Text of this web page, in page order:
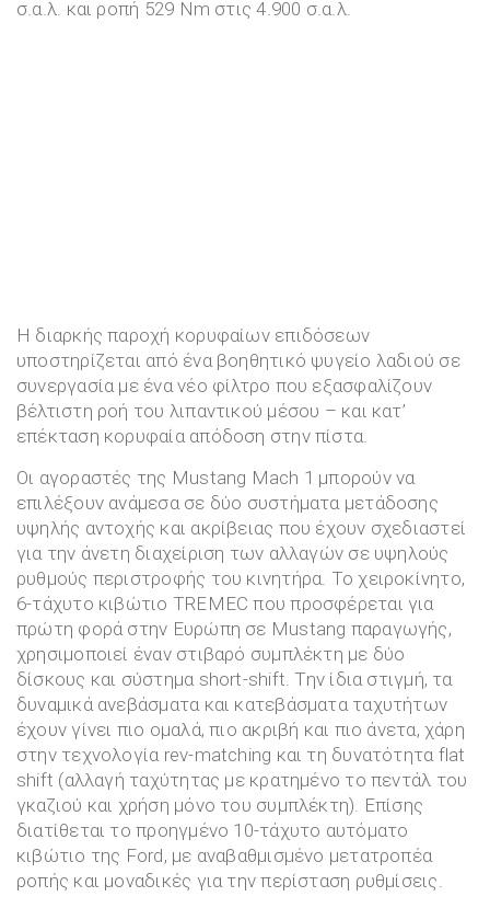
σ.α.λ. και ροπή 529 Nm στις 4.900 σ.α.λ.
Η διαρκής παροχή κορυφαίων επιδόσεων
υποστηρίζεται από ένα βοηθητικό ψυγείο λαδιού σε
συνεργασία με ένα νέο φίλτρο που εξασφαλίζουν
βέλτιστη ροή του λιπαντικού μέσου – και κατ’
επέκταση κορυφαία απόδοση στην πίστα.
Οι αγοραστές της Mustang Mach 1 μπορούν να
επιλέξουν ανάμεσα σε δύο συστήματα μετάδοσης
υψηλής αντοχής και ακρίβειας που έχουν σχεδιαστεί
για την άνετη διαχείριση των αλλαγών σε υψηλούς
ρυθμούς περιστροφής του κινητήρα. Το χειροκίνητο,
6-τάχυτο κιβώτιο TREMEC που προσφέρεται για
πρώτη φορά στην Ευρώπη σε Mustang παραγωγής,
χρησιμοποιεί έναν στιβαρό συμπλέκτη με δύο
δίσκους και σύστημα short-shift. Την ίδια στιγμή, τα
δυναμικά ανεβάσματα και κατεβάσματα ταχυτήτων
έχουν γίνει πιο ομαλά, πιο ακριβή και πιο άνετα, χάρη
στην τεχνολογία rev-matching και τη δυνατότητα flat
shift (αλλαγή ταχύτητας με κρατημένο το πεντάλ του
γκαζιού και χρήση μόνο του συμπλέκτη). Επίσης
διατίθεται το προηγμένο 10-τάχυτο αυτόματο
κιβώτιο της Ford, με αναβαθμισμένο μετατροπέα
ροπής και μοναδικές για την περίσταση ρυθμίσεις.